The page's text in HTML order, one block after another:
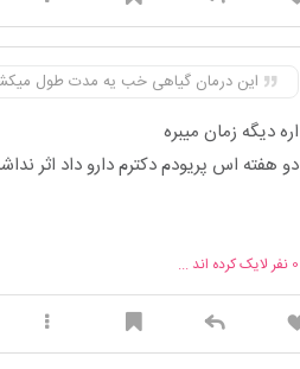
این درمان گیاهی خب یه مدت طول
اره دیگه زمان میبره
دو هفته اس پریودم دکترم دارو داد اثر
0 نفر لایک کرده اند ...